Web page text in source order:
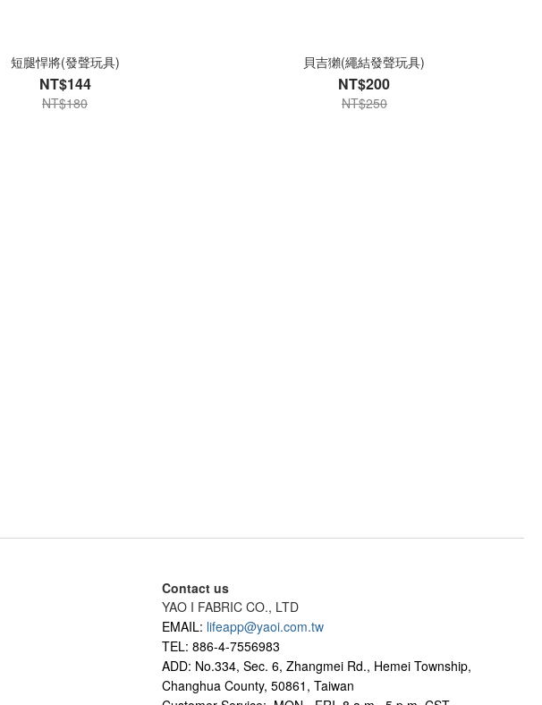
短腿悍將(發聲玩具)
NT$144
NT$180
貝吉獺(繩結發聲玩具)
NT$200
NT$250
Contact us
YAO I FABRIC CO., LTD
EMAIL: lifeapp@yaoi.com.tw
TEL: 886-4-7556983
ADD: No.334, Sec. 6, Zhangmei Rd., Hemei Township,
Changhua County, 50861, Taiwan